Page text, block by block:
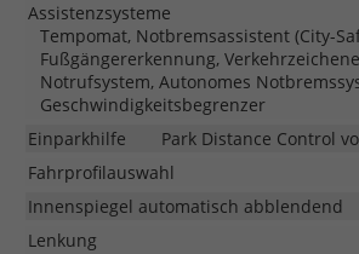
Assistenzsysteme
Tempomat, Notbremsassistent (City-
Fußgängererkennung,
Notrufsystem, Autonomes
Geschwindigkeitsbegrenzer
Einparkhilfe
Park Distance Control
Fahrprofilauswahl
Innenspiegel automatisch abblendend
Lenkung